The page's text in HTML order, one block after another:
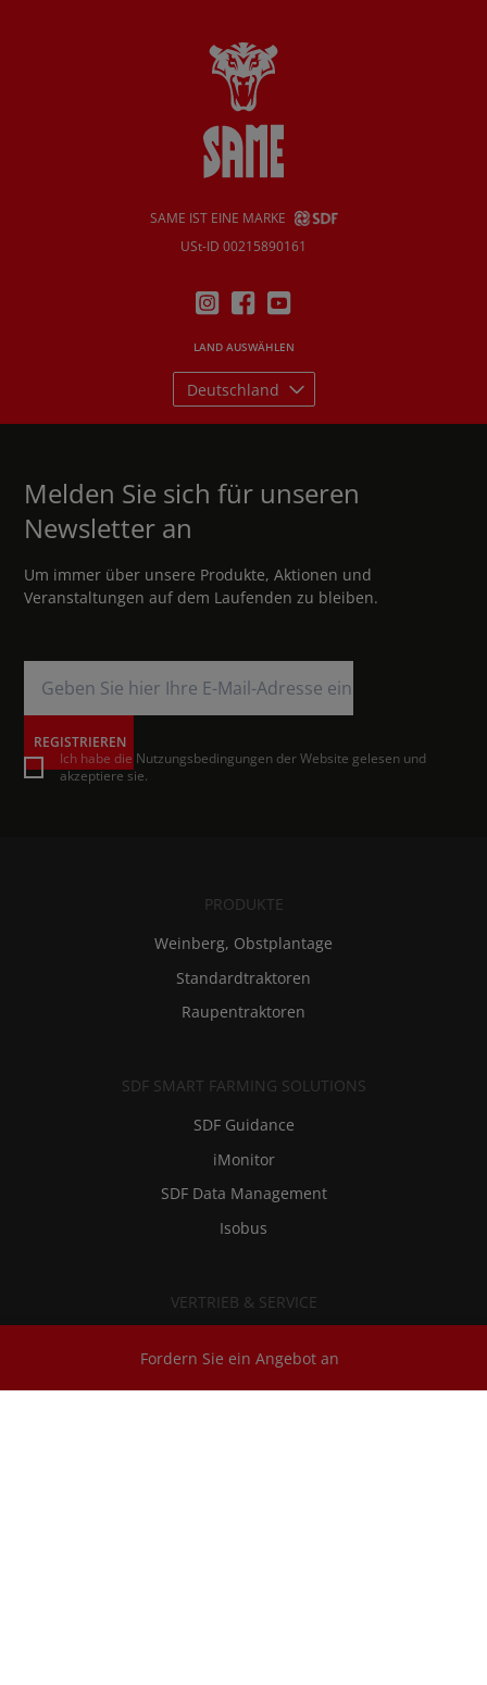
Fordern Sie ein Angebot an
SAME IST EINE MARKE
USt-ID 00215890161
LAND AUSWÄHLEN
Deutschland
Melden Sie sich für unseren
Newsletter an
Um immer über unsere Produkte, Aktionen und
Veranstaltungen auf dem Laufenden zu bleiben.
REGISTRIEREN
Ich habe die Nutzungsbedingungen der Website gelesen und
akzeptiere sie.
PRODUKTE
Weinberg, Obstplantage
Standardtraktoren
Raupentraktoren
SDF SMART FARMING SOLUTIONS
SDF Guidance
iMonitor
SDF Data Management
Isobus
VERTRIEB & SERVICE